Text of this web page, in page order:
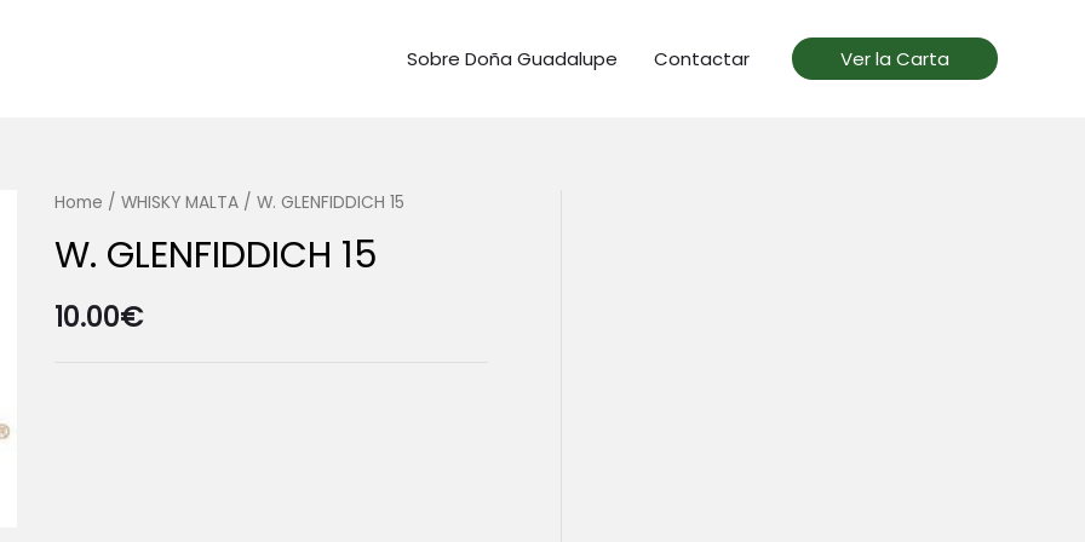
Sobre Doña Guadalupe Contactar Ver la Carta
Home / WHISKY MALTA/ W. GLENFIDDICH 15
W. GLENFIDDICH 15
10.00€